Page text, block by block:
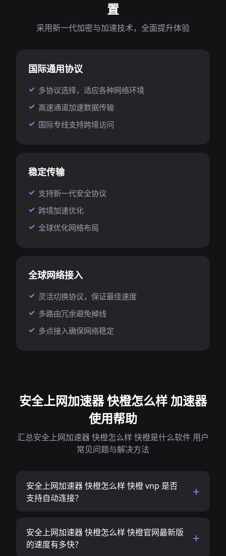
置
采用新一代加密与加速技术，全面提升体验
国际通用协议
多协议选择，适应各种网络环境
高速通道加速数据传输
国际专线支持跨境访问
稳定传输
支持新一代安全协议
跨境加速优化
全球优化网络布局
全球网络接入
灵活切换协议，保证最佳速度
多路由冗余避免掉线
多点接入确保网络稳定
安全上网加速器 快橙怎么样 加速器
使用帮助
汇总安全上网加速器 快橙怎么样 快橙是什么软件 用户
常见问题与解决方法
安全上网加速器 快橙怎么样 快橙 vnp 是否
支持自动连接？
安全上网加速器 快橙怎么样 快橙官网最新版
的速度有多快？